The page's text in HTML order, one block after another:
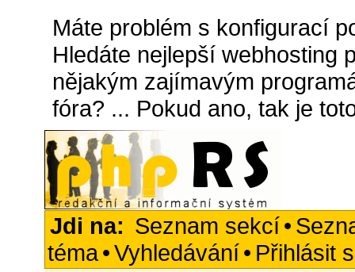
Máte problém s konfigurací
Hledáte nejlepší webhosting
nějakým zajímavým
fóra? ... Pokud ano, tak je
Jdi na: Seznam sekcí•
téma•Vyhledávání• Přihlásit